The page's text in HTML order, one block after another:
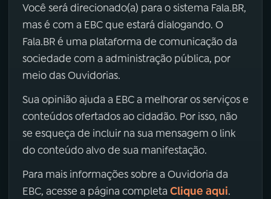
Você será direcionado(a) para o sistema Fala.BR,
mas é com a EBC que estará dialogando. O
Fala.BR é uma plataforma de comunicação da
sociedade com a administração pública, por
meio das Ouvidorias.
Sua opinião ajuda a EBC a melhorar os serviços e
conteúdos ofertados ao cidadão. Por isso, não
se esqueça de incluir na sua mensagem o link
do conteúdo alvo de sua manifestação.
Para mais informações sobre a Ouvidoria da
EBC, acesse a página completa Clique aqui.